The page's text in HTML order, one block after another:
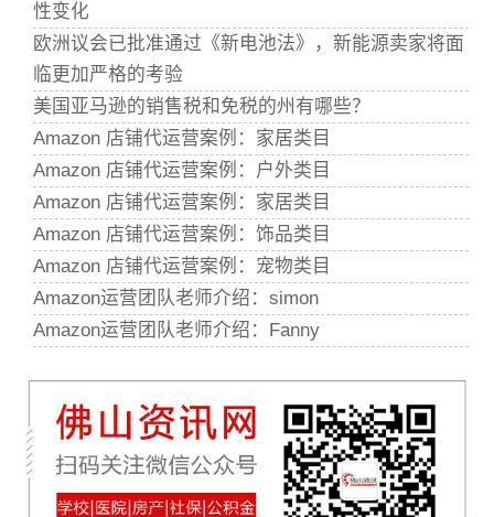
性变化
欧洲议会已批准通过《新电池法》，新能源卖家将面
临更加严格的考验
美国亚马逊的销售税和免税的州有哪些？
Amazon 店铺代运营案例：家居类目
Amazon 店铺代运营案例：户外类目
Amazon 店铺代运营案例：家居类目
Amazon 店铺代运营案例：饰品类目
Amazon 店铺代运营案例：宠物类目
Amazon运营团队老师介绍：simon
Amazon运营团队老师介绍：Fanny